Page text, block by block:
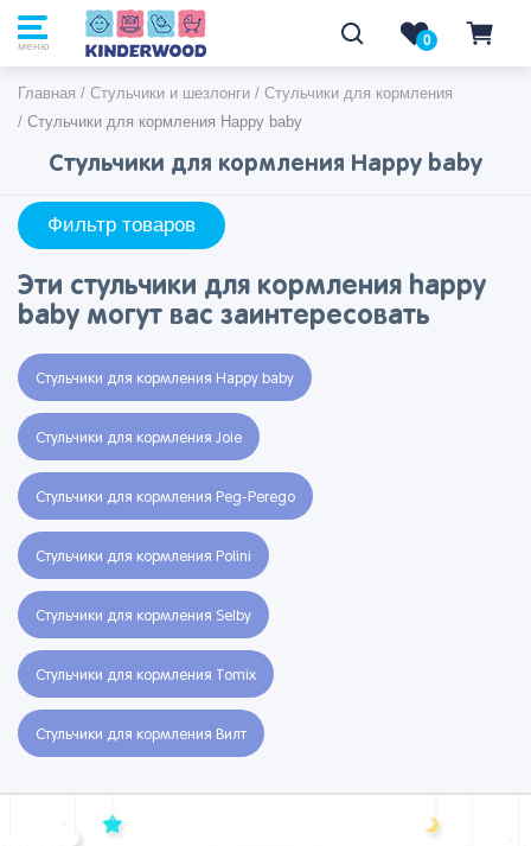
меню 0
Главная / Стульчики и шезлонги / Стульчики для кормления
/ Стульчики для кормления Happy baby
Стульчики для кормления Happy baby
Фильтр товаров
Эти стульчики для кормления happy
baby могут вас заинтересовать
Стульчики для кормления Happy baby
Стульчики для кормления Joie
Стульчики для кормления Peg-Perego
Стульчики для кормления Polini
Стульчики для кормления Selby
Стульчики для кормления Tomix
Стульчики для кормления Вилт